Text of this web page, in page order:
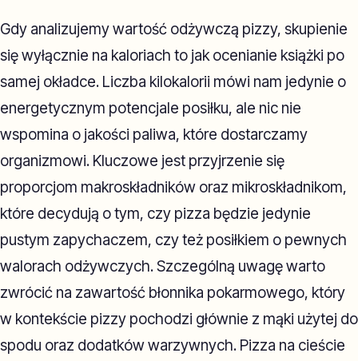
Gdy analizujemy wartość odżywczą pizzy, skupienie
się wyłącznie na kaloriach to jak ocenianie książki po
samej okładce. Liczba kilokalorii mówi nam jedynie o
energetycznym potencjale posiłku, ale nic nie
wspomina o jakości paliwa, które dostarczamy
organizmowi. Kluczowe jest przyjrzenie się
proporcjom makroskładników oraz mikroskładnikom,
które decydują o tym, czy pizza będzie jedynie
pustym zapychaczem, czy też posiłkiem o pewnych
walorach odżywczych. Szczególną uwagę warto
zwrócić na zawartość błonnika pokarmowego, który
w kontekście pizzy pochodzi głównie z mąki użytej do
spodu oraz dodatków warzywnych. Pizza na cieście